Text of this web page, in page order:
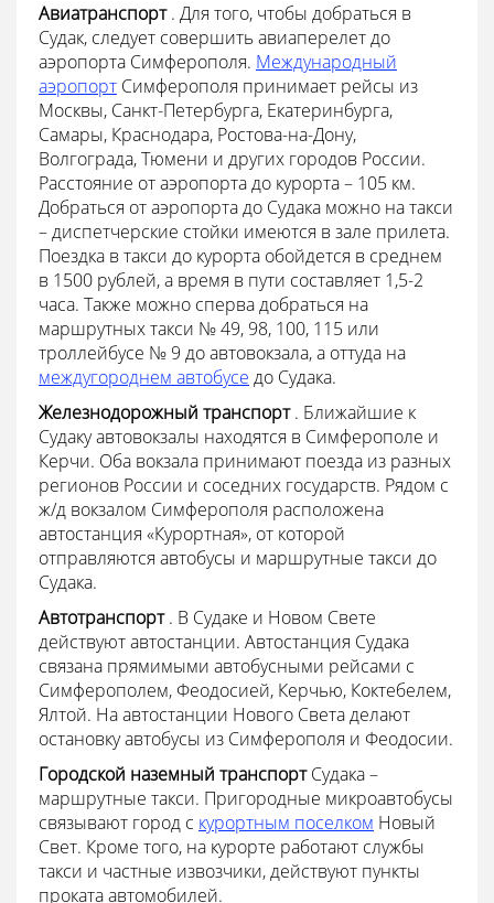
Авиатранспорт. Для того, чтобы добраться в
Судак, следует совершить авиаперелет до
аэропорта Симферополя. Международный
аэропорт Симферополя принимает рейсы из
Москвы, Санкт-Петербурга, Екатеринбурга,
Самары, Краснодара, Ростова-на-Дону,
Волгограда, Тюмени и других городов России.
Расстояние от аэропорта до курорта – 105 км.
Добраться от аэропорта до Судака можно на такси
– диспетчерские стойки имеются в зале прилета.
Поездка в такси до курорта обойдется в среднем
в 1500 рублей, а время в пути составляет 1,5-2
часа. Также можно сперва добраться на
маршрутных такси № 49, 98, 100, 115 или
троллейбусе № 9 до автовокзала, а оттуда на
междугороднем автобусе до Судака.
Железнодорожный транспорт. Ближайшие к
Судаку автовокзалы находятся в Симферополе и
Керчи. Оба вокзала принимают поезда из разных
регионов России и соседних государств. Рядом с
ж/д вокзалом Симферополя расположена
автостанция «Курортная», от которой
отправляются автобусы и маршрутные такси до
Судака.
Автотранспорт. В Судаке и Новом Свете
действуют автостанции. Автостанция Судака
связана прямимыми автобусными рейсами с
Симферополем, Феодосией, Керчью, Коктебелем,
Ялтой. На автостанции Нового Света делают
остановку автобусы из Симферополя и Феодосии.
Городской наземный транспортСудака –
маршрутные такси. Пригородные микроавтобусы
связывают город с курортным поселком Новый
Свет. Кроме того, на курорте работают службы
такси и частные извозчики, действуют пункты
проката автомобилей.